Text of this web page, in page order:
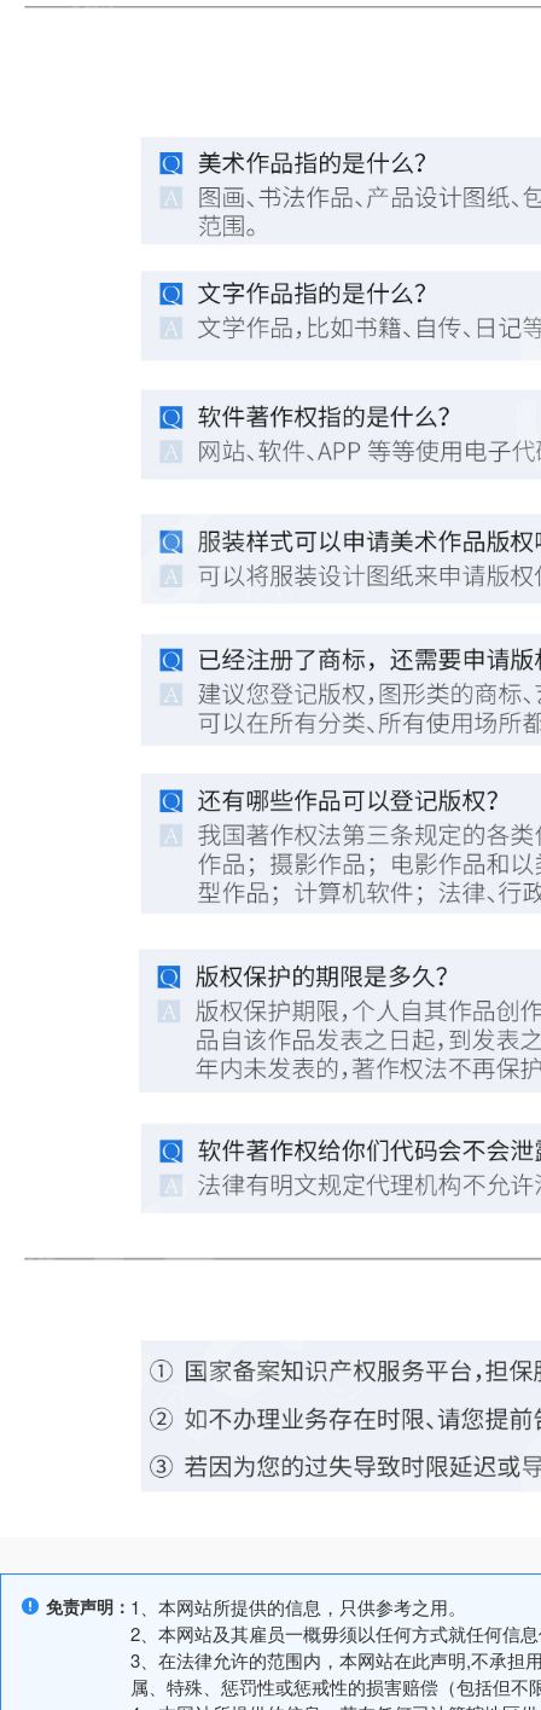
免责声明： 1、本网站所提供的信息，只供参考之用。
2、本网站及其雇员一概毋须以任何方式就任何信
3、在法律允许的范围内，本网站在此声明,不承担
属、特殊、惩罚性或惩戒性的损害赔偿（包括但